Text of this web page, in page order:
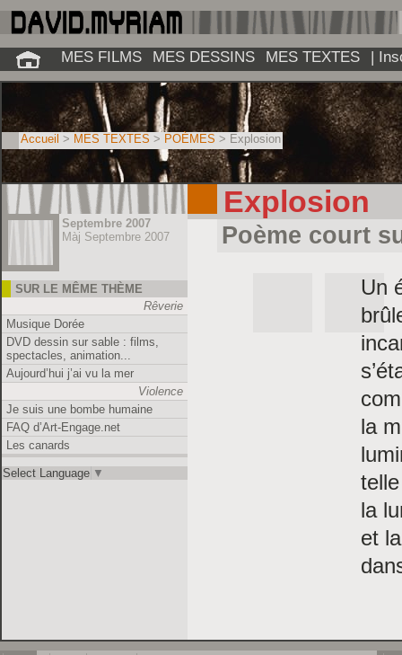
Septembre 2007
Màj Septembre 2007
SUR LE MÊME THÈME
Rêverie
Musique Dorée
DVD dessin sur sable : films,
spectacles, animation...
Aujourd’hui j’ai vu la mer
Violence
Je suis une bombe humaine
FAQ d’Art-Engage.net
Les canards
Select Language ▼
Explosion
Poème court
Un
la
la
et
Accueil > MES TEXTES > POÈMES > Explosion
MES FILMS MES DESSINS MES TEXTES |